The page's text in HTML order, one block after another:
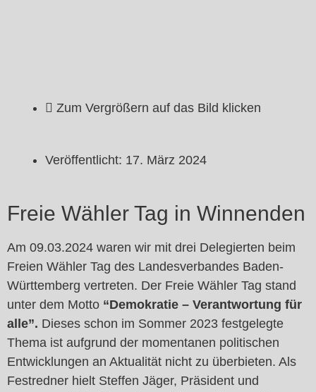
Veröffentlicht: 17. März 2024
Freie Wähler Tag in Winnenden
Am 09.03.2024 waren wir mit drei Delegierten beim
Freien Wähler Tag des Landesverbandes Baden-
Württemberg vertreten. Der Freie Wähler Tag stand
unter dem Motto “Demokratie – Verantwortung für
alle”. Dieses schon im Sommer 2023 festgelegte
Thema ist aufgrund der momentanen politischen
Entwicklungen an Aktualität nicht zu überbieten. Als
Festredner hielt Steffen Jäger, Präsident und
Zum Vergrößern auf das Bild klicken